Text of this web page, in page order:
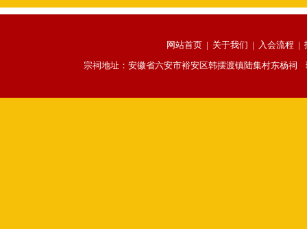
网站首页| 关于我们 | 入会流程 |
宗祠地址：安徽省六安市裕安区韩摆渡镇陆集村东杨祠